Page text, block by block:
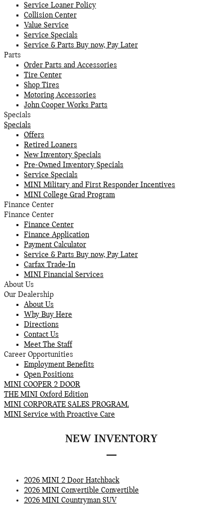
Service Loaner Policy
Collision Center
Value Service
Service Specials
Service & Parts Buy now, Pay Later
Parts
Order Parts and Accessories
Tire Center
Shop Tires
Motoring Accessories
John Cooper Works Parts
Specials
Specials
Offers
Retired Loaners
New Inventory Specials
Pre-Owned Inventory Specials
Service Specials
MINI Military and First Responder Incentives
MINI College Grad Program
Finance Center
Finance Center
Finance Center
Finance Application
Payment Calculator
Service & Parts Buy now, Pay Later
Carfax Trade-In
MINI Financial Services
About Us
Our Dealership
About Us
Why Buy Here
Directions
Contact Us
Meet The Staff
Career Opportunities
Employment Benefits
Open Positions
MINI COOPER 2 DOOR
THE MINI Oxford Edition
MINI CORPORATE SALES PROGRAM.
MINI Service with Proactive Care
NEW INVENTORY
2026 MINI 2 Door Hatchback
2026 MINI Convertible Convertible
2026 MINI Countryman SUV